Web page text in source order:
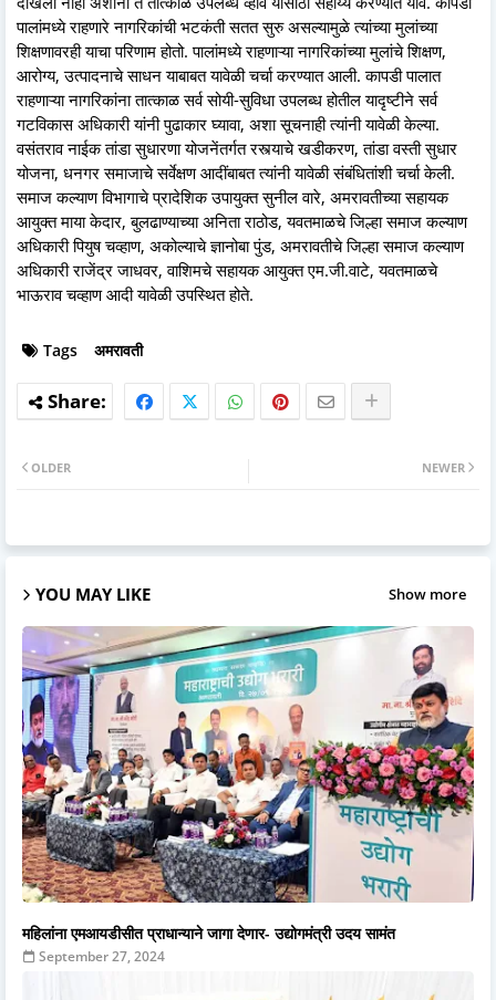
पालांमध्ये राहणारे नागरिकांची भटकंती सतत सुरु असल्यामुळे त्यांच्या मुलांच्या
शिक्षणावरही याचा परिणाम होतो. पालांमध्ये राहणाऱ्या नागरिकांच्या मुलांचे शिक्षण,
आरोग्य, उत्पादनाचे साधन याबाबत यावेळी चर्चा करण्यात आली. कापडी पालात
राहणाऱ्या नागरिकांना तात्काळ सर्व सोयी-सुविधा उपलब्ध होतील यादृष्टीने सर्व
गटविकास अधिकारी यांनी पुढाकार घ्यावा, अशा सूचनाही त्यांनी यावेळी केल्या.
वसंतराव नाईक तांडा सुधारणा योजनेंतर्गत रस्त्याचे खडीकरण, तांडा वस्ती सुधार
योजना, धनगर समाजाचे सर्वेक्षण आदींबाबत त्यांनी यावेळी संबंधितांशी चर्चा केली.
समाज कल्याण विभागाचे प्रादेशिक उपायुक्त सुनील वारे, अमरावतीच्या सहायक
आयुक्त माया केदार, बुलढाण्याच्या अनिता राठोड, यवतमाळचे जिल्हा समाज कल्याण
अधिकारी पियुष चव्हाण, अकोल्याचे ज्ञानोबा पुंड, अमरावतीचे जिल्हा समाज कल्याण
अधिकारी राजेंद्र जाधवर, वाशिमचे सहायक आयुक्त एम.जी.वाटे, यवतमाळचे
भाऊराव चव्हाण आदी यावेळी उपस्थित होते.
Tags अमरावती
NEWER
OLDER
YOU MAY LIKE Show more
महिलांना एमआयडीसीत प्राधान्याने जागा देणार- उद्योगमंत्री उदय सामंत
September 27, 2024